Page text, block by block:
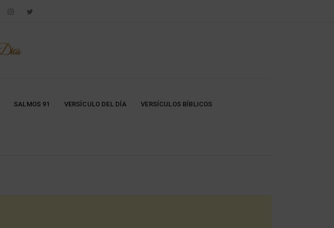
SALMOS 91 VERSÍCULO DEL DÍA VERSÍCULOS BÍBLICOS